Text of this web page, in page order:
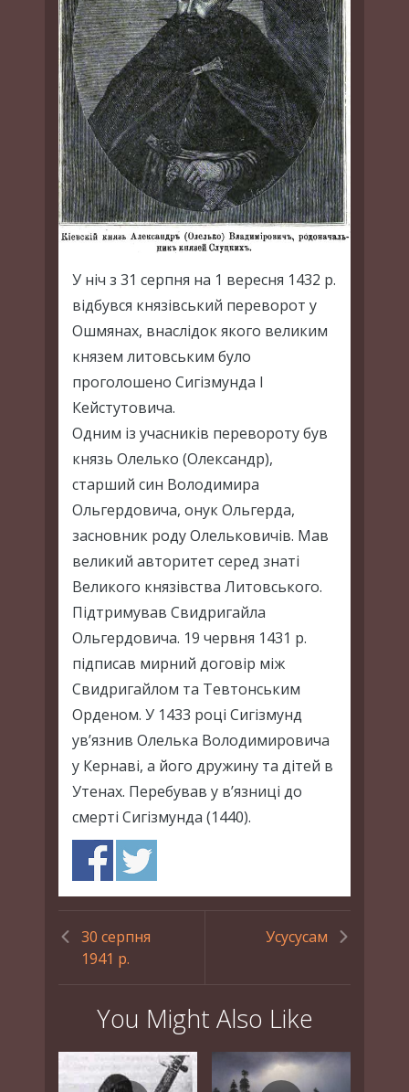
У ніч з 31 серпня на 1 вересня 1432 р.
відбувся князівський переворот у
Ошмянах, внаслідок якого великим
князем литовським було
проголошено Сигізмунда І
Кейстутовича.
Одним із учасників перевороту був
князь Олелько (Олександр),
старший син Володимира
Ольгердовича, онук Ольгерда,
засновник роду Олельковичів. Мав
великий авторитет серед знаті
Великого князівства Литовського.
Підтримував Свидригайла
Ольгердовича. 19 червня 1431 р.
підписав мирний договір між
Свидригайлом та Тевтонським
Орденом. У 1433 році Сигізмунд
ув’язнив Олелька Володимировича
у Кернаві, а його дружину та дітей в
Утенах. Перебував у в’язниці до
смерті Сигізмунда (1440).
30 серпня
1941 р.
Усусусам
You Might Also Like